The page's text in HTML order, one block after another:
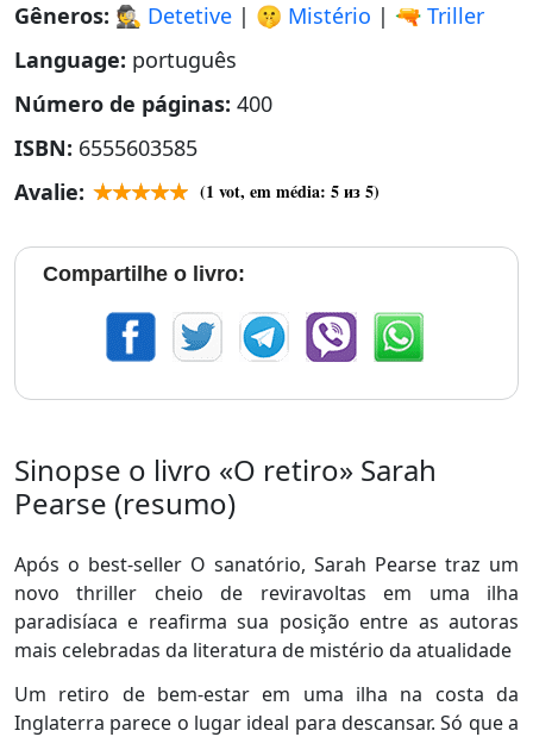
Gêneros: 🕵 Detetive | 🤫 Mistério | 🔫 Triller
Language: português
Número de páginas: 400
ISBN: 6555603585
Avalie:
(1 vot, em média: 5из 5)
Compartilhe o livro:
Sinopse o livro «O retiro» Sarah
Pearse (resumo)
Após o best-seller O sanatório, Sarah Pearse traz um
novo thriller cheio de reviravoltas em uma ilha
paradisíaca e reafirma sua posição entre as autoras
mais celebradas da literatura de mistério da atualidade
Um retiro de bem-estar em uma ilha na costa da
Inglaterra parece o lugar ideal para descansar. Só que a